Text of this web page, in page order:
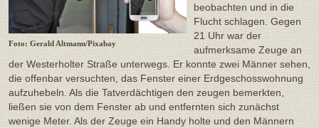
Foto: Gerald Altmann/Pixabay
beobachten und in die
Flucht schlagen. Gegen
21 Uhr war der
aufmerksame Zeuge an
der Westerholter Straße unterwegs. Er konnte zwei Männer sehen,
die offenbar versuchten, das Fenster einer Erdgeschosswohnung
aufzuhebeln. Als die Tatverdächtigen den zeugen bemerkten,
ließen sie von dem Fenster ab und entfernten sich zunächst
wenige Meter. Als der Zeuge ein Handy holte und den Männern